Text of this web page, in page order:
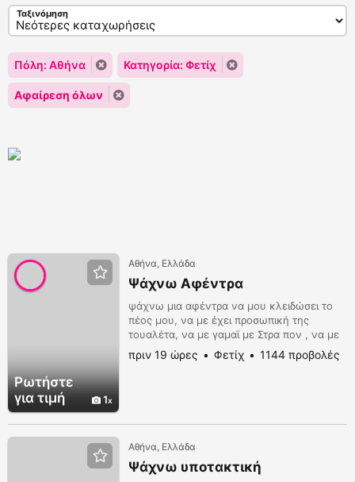
Ταξινόμηση
Πόλη: Αθήνα Κατηγορία: Φετίχ
Αφαίρεση όλων
Ρωτήστε
για τιμή
1
Αθήνα, Ελλάδα
Ψάχνω Αφέντρα
ψάχνω μια αφέντρα να μου κλειδώσει το
πέος μου, να με έχει προσωπική της
τουαλέτα, να με γαμαϊ με Στρα πον , να με
ποδοπατάει, να με ξεφτιλίζει, να με
μαστιγώνει στον κώλο, να με κλωτσάει στα
πριν 19 ώρες Φετίχ 1144 προβολές
Αθήνα, Ελλάδα
Ψάχνω υποτακτική